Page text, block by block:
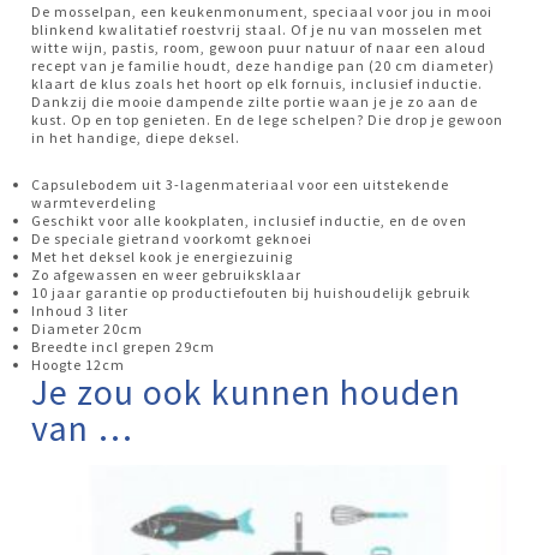
De mosselpan, een keukenmonument, speciaal voor jou in mooi
blinkend kwalitatief roestvrij staal. Of je nu van mosselen met
witte wijn, pastis, room, gewoon puur natuur of naar een aloud
recept van je familie houdt, deze handige pan (20 cm diameter)
klaart de klus zoals het hoort op elk fornuis, inclusief inductie.
Dankzij die mooie dampende zilte portie waan je je zo aan de
kust. Op en top genieten. En de lege schelpen? Die drop je gewoon
in het handige, diepe deksel.
Capsulebodem uit 3-lagenmateriaal voor een uitstekende
warmteverdeling
Geschikt voor alle kookplaten, inclusief inductie, en de oven
De speciale gietrand voorkomt geknoei
Met het deksel kook je energiezuinig
Zo afgewassen en weer gebruiksklaar
10 jaar garantie op productiefouten bij huishoudelijk gebruik
Inhoud 3 liter
Diameter 20cm
Breedte incl grepen 29cm
Hoogte 12cm
Je zou ook kunnen houden
van …